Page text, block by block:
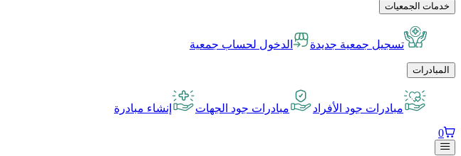
خدمات الجمعيات
تسجيل جمعية جديدة الدخول لحساب جمعية
المبادرات
مبادرات جود الأفراد مبادرات جود الجهات إنشاء مبادرة
0